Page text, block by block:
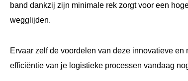
band dankzij zijn minimale rek zorgt voor een
wegglijden.
Ervaar zelf de voordelen van deze innovatieve
efficiëntie van je logistieke processen vandaag